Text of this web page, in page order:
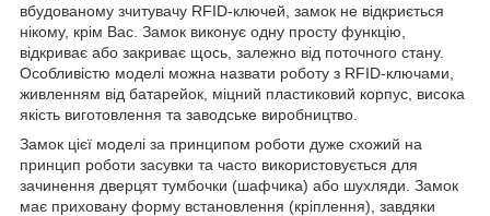
вбудованому зчитувачу RFID-ключей, замок не відкриється
нікому, крім Вас. Замок виконує одну просту функцію,
відкриває або закриває щось, залежно від поточного стану.
Особливістю моделі можна назвати роботу з RFID-ключами,
живленням від батарейок, міцний пластиковий корпус, висока
якість виготовлення та заводське виробництво.
Замок цієї моделі за принципом роботи дуже схожий на
принцип роботи засувки та часто використовується для
зачинення дверцят тумбочки (шафчика) або шухляди. Замок
має приховану форму встановлення (кріплення), завдяки